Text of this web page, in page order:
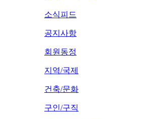
소식피드
공지사항
회원동정
지역/국제
건축/문화
구인/구직